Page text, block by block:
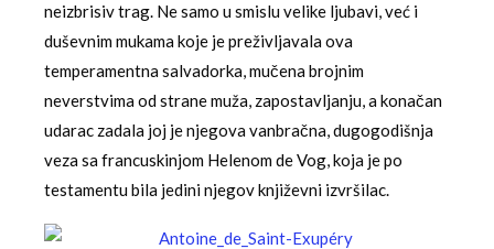
neizbrisiv trag. Ne samo u smislu velike ljubavi, već i
duševnim mukama koje je preživljavala ova
temperamentna salvadorka, mučena brojnim
neverstvima od strane muža, zapostavljanju, a konačan
udarac zadala joj je njegova vanbračna, dugogodišnja
veza sa francuskinjom Helenom de Vog, koja je po
testamentu bila jedini njegov književni izvršilac.